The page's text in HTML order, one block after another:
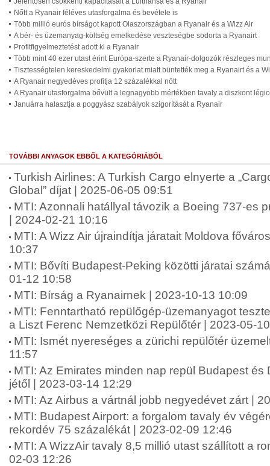
Nőtt a Ryanair féléves utasforgalma és bevétele is
Több millió eurós bírságot kapott Olaszországban a Ryanair és a Wizz Air
A bér- és üzemanyag-költség emelkedése veszteségbe sodorta a Ryanairt
Profitfigyelmeztetést adott ki a Ryanair
Több mint 40 ezer utast érint Európa-szerte a Ryanair-dolgozók részleges
Tisztességtelen kereskedelmi gyakorlat miatt büntették meg a Ryanairt és a
A Ryanair negyedéves profitja 12 százalékkal nőtt
A Ryanair utasforgalma bővült a legnagyobb mértékben tavaly a diszkont
Januárra halasztja a poggyász szabályok szigorítását a Ryanair
TOVÁBBI ANYAGOK EBBŐL A KATEGÓRIÁBÓL
Turkish Airlines: A Turkish Cargo elnyerte a
Global” díjat | 2025-06-05 09:51
MTI: Azonnali hatállyal távozik a Boeing 737-es
| 2024-02-21 10:16
MTI: A Wizz Air újraindítja járatait Moldova
10:37
MTI: Bővíti Budapest-Peking közötti járatai
01-12 10:58
MTI: Bírság a Ryanairnek | 2023-10-13 10:09
MTI: Fenntartható repülőgép-üzemanyagot
a Liszt Ferenc Nemzetközi Repülőtér | 2023-05-
MTI: Ismét nyereséges a zürichi repülőtér
11:57
MTI: Az Emirates minden nap repül Budapest és
jétől | 2023-03-14 12:29
MTI: Az Airbus a vártnál jobb negyedévet zárt |
MTI: Budapest Airport: a forgalom tavaly év
rekordév 75 százalékát | 2023-02-09 12:46
MTI: A WizzAir tavaly 8,5 millió utast szállított a
02-03 12:26